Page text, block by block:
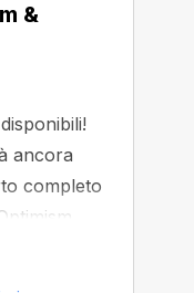
&
ancora
completo